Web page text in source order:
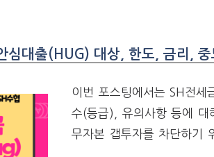
심대출(HUG) 대상, 한도, 금리,
이번 포스팅에서는 SH전
수(등급), 유의사항 등에 대
무자본 갭투자를 차단하기